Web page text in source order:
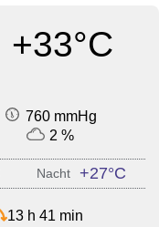
+33°C
760 mmHg
2 %
Nacht +27°C
13 h 41 min